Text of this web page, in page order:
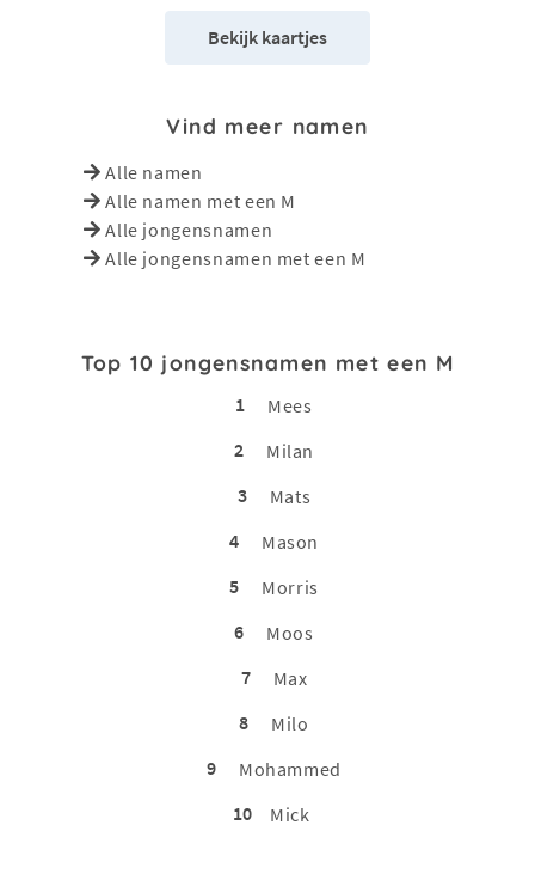
Bekijk kaartjes
Vind meer namen
Alle namen
Alle namen met een M
Alle jongensnamen
Alle jongensnamen met een M
Top 10 jongensnamen met een M
1
Mees
2
Milan
3
Mats
4
Mason
5
Morris
6
Moos
7
Max
8
Milo
9
Mohammed
10
Mick